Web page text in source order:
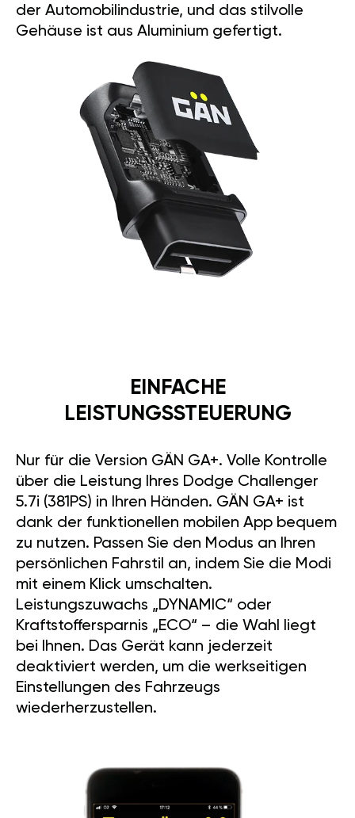
der Automobilindustrie, und das stilvolle
Gehäuse ist aus Aluminium gefertigt.
EINFACHE
LEISTUNGSSTEUERUNG
Nur für die Version GÄN GA+. Volle Kontrolle
über die Leistung Ihres Dodge Challenger
5.7i (381PS) in Ihren Händen. GÄN GA+ ist
dank der funktionellen mobilen App bequem
zu nutzen. Passen Sie den Modus an Ihren
persönlichen Fahrstil an, indem Sie die Modi
mit einem Klick umschalten.
Leistungszuwachs „DYNAMIC“ oder
Kraftstoffersparnis „ECO“ – die Wahl liegt
bei Ihnen. Das Gerät kann jederzeit
deaktiviert werden, um die werkseitigen
Einstellungen des Fahrzeugs
wiederherzustellen.